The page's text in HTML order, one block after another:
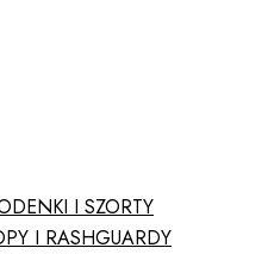
I SZORTY
I RASHGUARDY